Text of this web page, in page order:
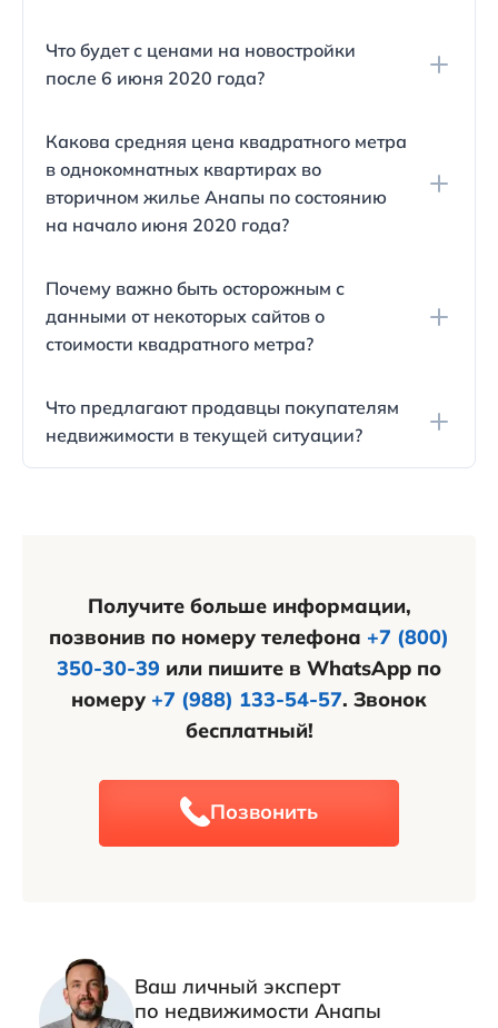
квартиры во вторичном жилье в Новороссийске и
Сочи продолжили расти в мае.
Что будет с ценами на новостройки
после 6 июня 2020 года?
сдавать квартиры с готовым ремонтом. Это
увеличит стоимость квадратного метра на 10
тысяч рублей.
Какова средняя цена квадратного метра
в однокомнатных квартирах во
вторичном жилье Анапы по состоянию
на начало июня 2020 года?
рынке недвижимости в однокомнатных
квартирах Анапы составила около 75 000 рублей
по состоянию на начало июня 2020 года.
Почему важно быть осторожным с
данными от некоторых сайтов о
стоимости квадратного метра?
www.restate.ru, предоставляют данные по самым
низким ценам на рынке. Однако эти цены могут
не точно отражать реальную стоимость
Что предлагают продавцы покупателям
недвижимости в текущей ситуации?
Получите больше информации,
позвонив по номеру телефона +7 (800)
350-30-39 или пишите в WhatsApp по
номеру +7 (988) 133-54-57. Звонок
бесплатный!
Позвонить
Ваш личный эксперт
по недвижимости Анапы